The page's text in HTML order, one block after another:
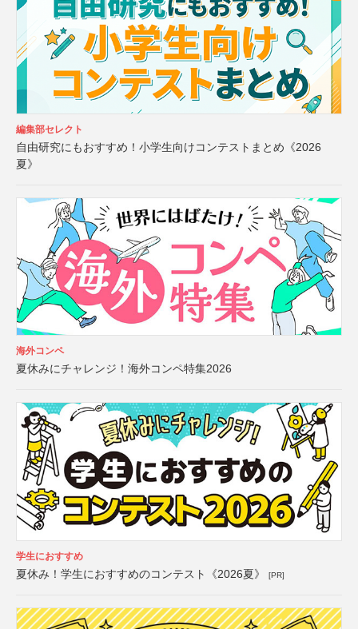
編集部セレクト
自由研究にもおすすめ！小学生向けコンテストまとめ《2026
夏》
海外コンペ
夏休みにチャレンジ！海外コンペ特集2026
学生におすすめ
夏休み！学生におすすめのコンテスト《2026夏》 [PR]